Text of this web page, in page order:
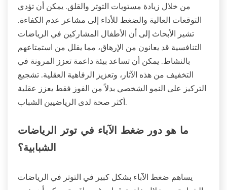
من خلال زيادة مستويات التوتر والقلق. يمكن أن تؤدي
التوقعات العالية والضغط للأداء إلى مشاعر عدم الكفاءة.
تشير الأبحاث إلى أن الأطفال المشاركين في الرياضات
التنافسية قد يعانون من الإرهاق، مما يقلل من استمتاعهم
بالنشاط. يمكن أن تساعد بيئة داعمة تعزز المرونة في
التخفيف من هذه الآثار، وتعزيز الرفاهية العقلية. تشجيع
التركيز على النمو الشخصي بدلاً من الفوز فقط يعزز عقلية
أكثر صحة لدى الرياضيين الشباب.
ما هو دور ضغط الآباء في توتر الرياضات
الشبابية؟
يساهم ضغط الآباء بشكل كبير في التوتر في الرياضات